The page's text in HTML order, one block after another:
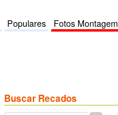
Populares Fotos Montagem
Buscar Recados